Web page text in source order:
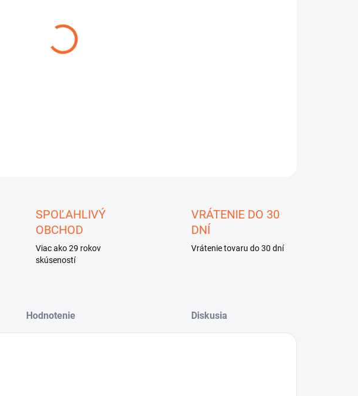
SPOĽAHLIVÝ
OBCHOD
Viac ako 29 rokov
skúseností
VRÁTENIE DO 30
DNÍ
Vrátenie tovaru do 30 dní
Hodnotenie Diskusia